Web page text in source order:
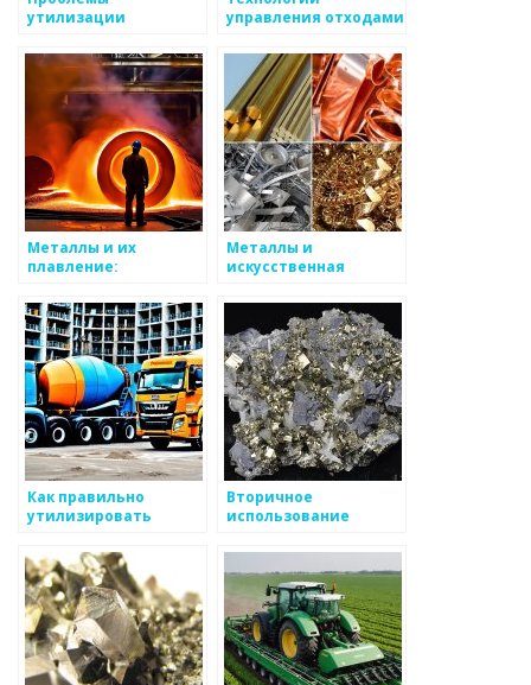
утилизации
отходов
управления отходами
Металлы и их
плавление:
процесса
Металлы и
искусственная
Как правильно
утилизировать
Вторичное
использование
отходов в
производстве